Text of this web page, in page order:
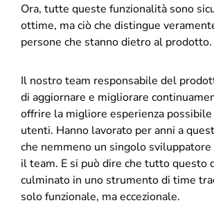
Ora, tutte queste funzionalità sono
ottime, ma ciò che distingue
persone che stanno dietro al prodotto.
Il nostro team responsabile del
di aggiornare e migliorare
offrire la migliore esperienza
utenti. Hanno lavorato per anni a
che nemmeno un singolo sviluppatore
il team. E si può dire che tutto questo
culminato in uno strumento di time
solo funzionale, ma eccezionale.